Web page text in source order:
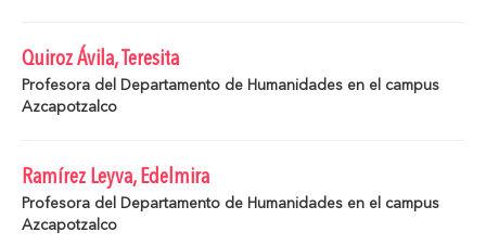
Quiroz Ávila, Teresita
Profesora del Departamento de Humanidades en el campus
Azcapotzalco
Ramírez Leyva, Edelmira
Profesora del Departamento de Humanidades en el campus
Azcapotzalco